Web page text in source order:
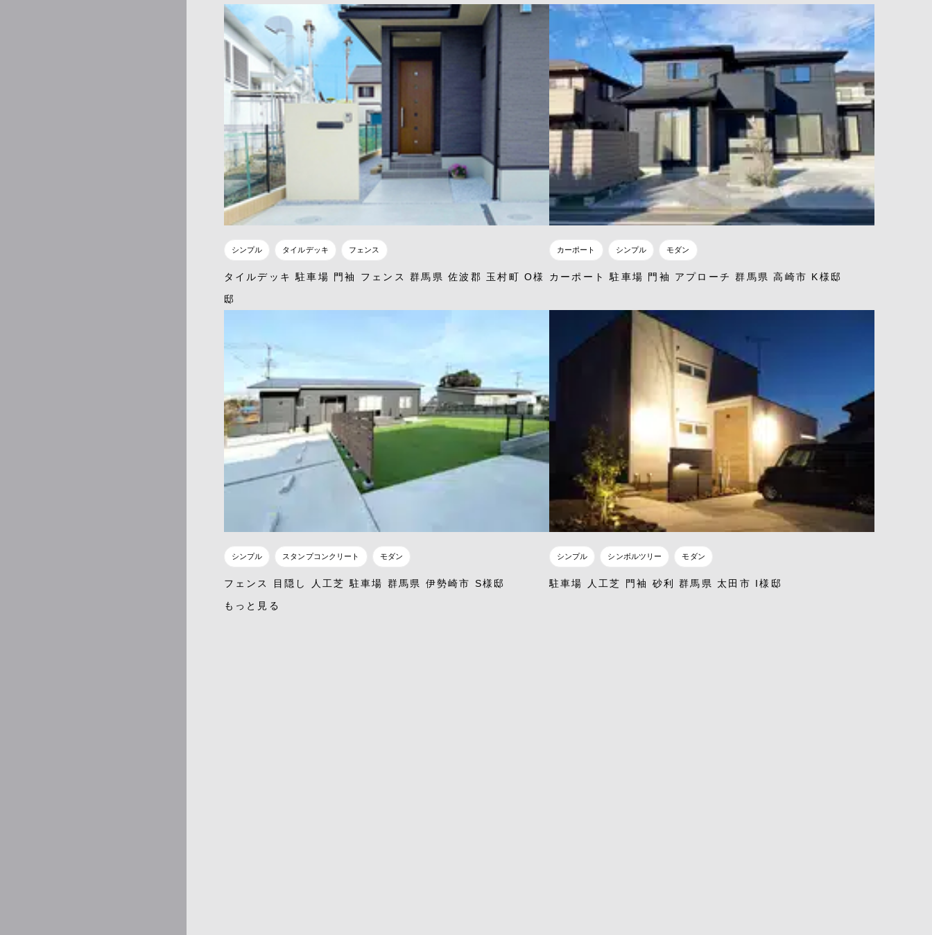
シンプル タイルデッキ フェンス
タイルデッキ 駐車場 門袖 フェンス 群馬県 佐波郡 玉村町 O様
邸
カーポート シンプル モダン
カーポート 駐車場 門袖 アプローチ 群馬県 高崎市 K様邸
シンプル スタンプコンクリート モダン
フェンス 目隠し 人工芝 駐車場 群馬県 伊勢崎市 S様邸
シンプル シンボルツリー モダン
駐車場 人工芝 門袖 砂利 群馬県 太田市 I様邸
もっと見る